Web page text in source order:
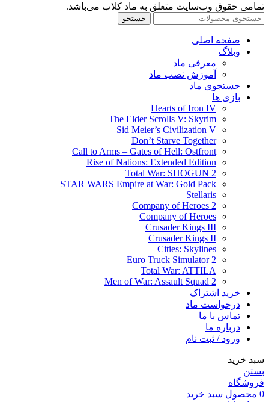
تمامی حقوق وب‌سایت متعلق به ماد کلاب می‌باشد.
جستجو
صفحه اصلی
وبلاگ
معرفی ماد
آموزش نصب ماد
جستجوی ماد
بازی ها
Hearts of Iron IV
The Elder Scrolls V: Skyrim
Sid Meier’s Civilization V
Don’t Starve Together
Call to Arms – Gates of Hell: Ostfront
Rise of Nations: Extended Edition
Total War: SHOGUN 2
STAR WARS Empire at War: Gold Pack
Stellaris
Company of Heroes 2
Company of Heroes
Crusader Kings III
Crusader Kings II
Cities: Skylines
Euro Truck Simulator 2
Total War: ATTILA
Men of War: Assault Squad 2
خرید اشتراک
درخواست ماد
تماس با ما
درباره ما
ورود / ثبت نام
سبد خرید
بستن
فروشگاه
0 محصول سبد خرید